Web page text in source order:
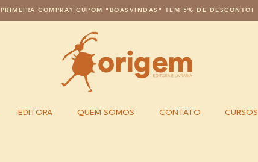
PRIMEIRA COMPRA? CUPOM "BOASVINDAS" TEM 5% DE DESCONTO!
EDITORA QUEM SOMOS CONTATO CURSOS